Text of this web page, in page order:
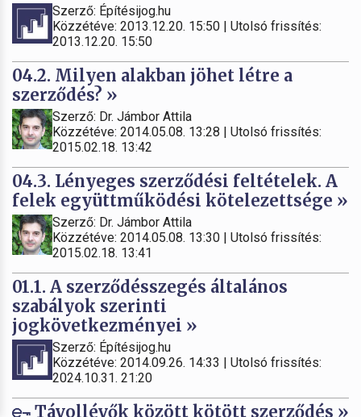
Szerző: Építésijog.hu
Közzétéve: 2013.12.20. 15:50 | Utolsó frissítés:
2013.12.20. 15:50
04.2. Milyen alakban jöhet létre a
szerződés? »
Szerző: Dr. Jámbor Attila
Közzétéve: 2014.05.08. 13:28 | Utolsó frissítés:
2015.02.18. 13:42
04.3. Lényeges szerződési feltételek. A
felek együttműködési kötelezettsége »
Szerző: Dr. Jámbor Attila
Közzétéve: 2014.05.08. 13:30 | Utolsó frissítés:
2015.02.18. 13:41
01.1. A szerződésszegés általános
szabályok szerinti
jogkövetkezményei »
Szerző: Építésijog.hu
Közzétéve: 2014.09.26. 14:33 | Utolsó frissítés:
2024.10.31. 21:20
Távollévők között kötött szerződés »